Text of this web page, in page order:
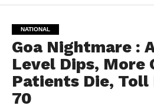
NATIONAL
Goa Nightmare :
Level Dips, More
Patients Die, Toll
70